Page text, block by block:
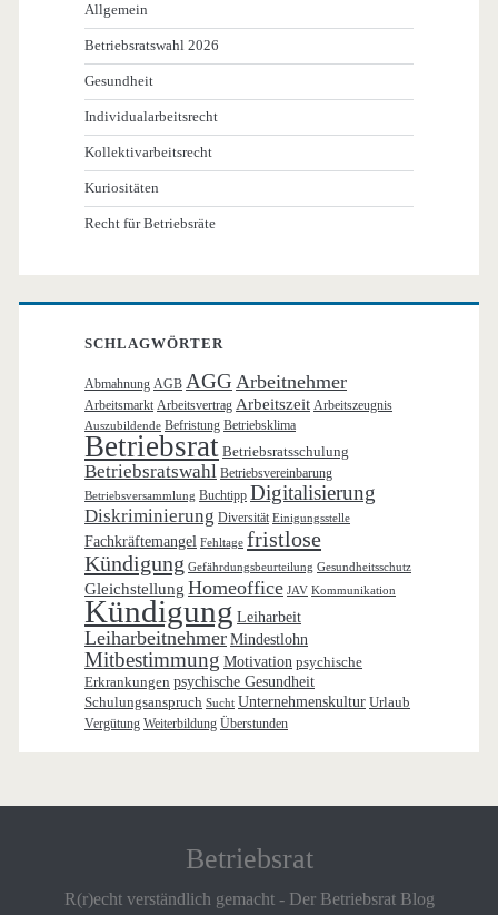
Allgemein
Betriebsratswahl 2026
Gesundheit
Individualarbeitsrecht
Kollektivarbeitsrecht
Kuriositäten
Recht für Betriebsräte
SCHLAGWÖRTER
Abmahnung AGB AGG Arbeitnehmer
Arbeitsmarkt Arbeitsvertrag Arbeitszeit Arbeitszeugnis
Auszubildende Befristung Betriebsklima
Betriebsrat Betriebsratsschulung
Betriebsratswahl Betriebsvereinbarung
Betriebsversammlung Buchtipp Digitalisierung
Diskriminierung Diversität Einigungsstelle
Fachkräftemangel Fehltage fristlose
Kündigung Gefährdungsbeurteilung Gesundheitsschutz
Gleichstellung Homeoffice JAV Kommunikation
Kündigung Leiharbeit
Leiharbeitnehmer Mindestlohn
Mitbestimmung Motivation psychische
Erkrankungen psychische Gesundheit
Schulungsanspruch Sucht Unternehmenskultur Urlaub
Vergütung Weiterbildung Überstunden
Betriebsrat
R(r)echt verständlich gemacht - Der Betriebsrat Blog